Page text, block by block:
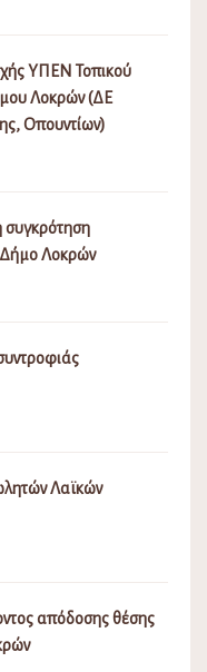
ΥΠΕΝ Τοπικού
Λοκρών (ΔΕ
Οπουντίων)
Λοκρών
Λαϊκών
απόδοσης θέσης